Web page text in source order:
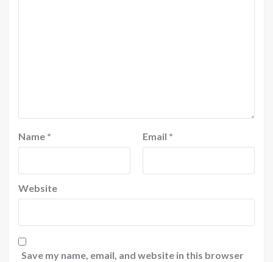
Name * Email *
Website
Save my name, email, and website in this browser